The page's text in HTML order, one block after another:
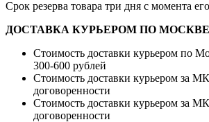
Срок резерва товара три дня с момента
ДОСТАВКА КУРЬЕРОМ ПО МОСКВЕ
Стоимость доставки курьером по
300-600 рублей
Стоимость доставки курьером за
договоренности
Стоимость доставки курьером за
договоренности